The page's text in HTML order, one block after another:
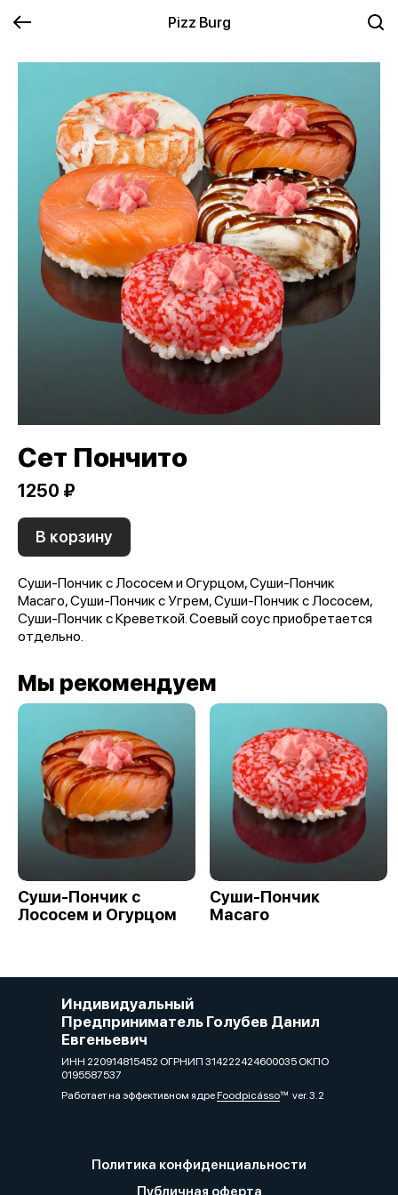
Pizz Burg
Сет Пончито
1250 ₽
В корзину
Суши-Пончик с Лососем и Огурцом, Суши-Пончик
Масаго, Суши-Пончик с Угрем, Суши-Пончик с Лососем,
Суши-Пончик с Креветкой. Соевый соус приобретается
отдельно.
Мы рекомендуем
Суши-Пончик с
Лососем и Огурцом
Суши-Пончик
Масаго
Индивидуальный
Предприниматель Голубев Данил
Евгеньевич
ИНН 220914815452 ОГРНИП 314222424600035 ОКПО
0195587537
Работает на эффективном ядреFoodpicássover. 3.2
Политика конфиденциальности
Публичная оферта